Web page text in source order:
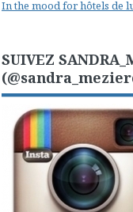
In the mood for hôtels de
SUIVEZ